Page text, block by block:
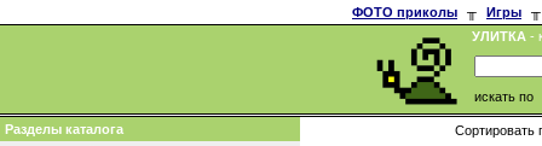
ФОТО приколы ╥ Игры
╥
УЛИТКА -
искать по
Разделы каталога
Сортировать